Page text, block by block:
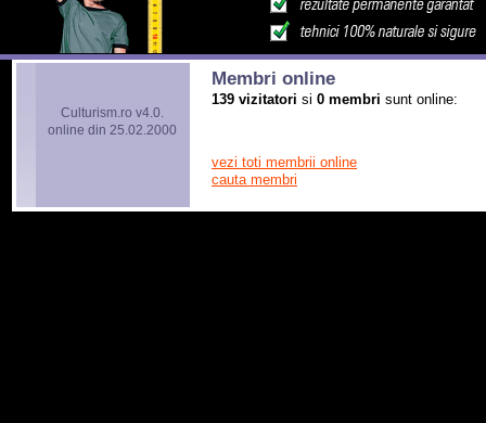
Culturism.ro v4.0.
online din 25.02.2000
Membri online
139 vizitatori si 0 membri sunt online:
vezi toti membrii online
cauta membri